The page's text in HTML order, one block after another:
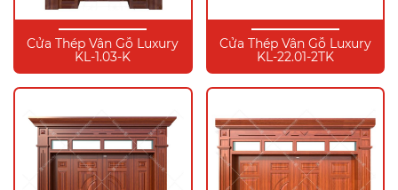
Cửa Thép Vân Gỗ Luxury
KL-1.03-K
Cửa Thép Vân Gỗ Luxury
KL-22.01-2TK